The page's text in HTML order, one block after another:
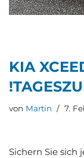
KIA
von Martin 7.
Sichern Sie sich